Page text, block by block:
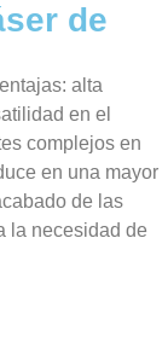
de
alta
en el
complejos en
en una mayor
de las
la necesidad de